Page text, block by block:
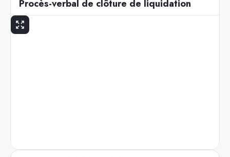
Procès-verbal de clôture de liquidation